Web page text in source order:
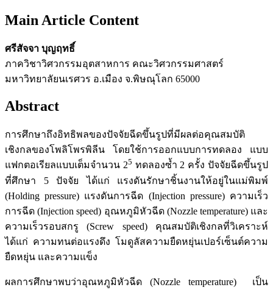
Main Article Content
ศรีสัจจา บุญฤทธิ์
ภาควิชาวิศวกรรมอุตสาหการ คณะวิศวกรรมศาสตร์
มหาวิทยาลัยนเรศวร อ.เมือง จ.พิษณุโลก 65000
Abstract
การศึกษาถึงอิทธิพลของปัจจัยฉีดขึ้นรูปที่มีผลต่อคุณสมบัติ
เชิงกลของโพลิโพรพิลีน โดยใช้การออกแบบการทดลอง แบบ
แฟกตอเรียลแบบเต็มจำนวน 25 ทดลองซ้ำ 2 ครั้ง ปัจจัยฉีดขึ้นรูป
ที่ศึกษา 5 ปัจจัย ได้แก่ แรงดันรักษาชิ้นงานให้อยู่ในแม่พิมพ์
(Holding pressure) แรงดันการฉีด (Injection pressure) ความเร็ว
การฉีด (Injection speed) อุณหภูมิหัวฉีด (Nozzle temperature) และ
ความเร็วรอบสกรู (Screw speed) คุณสมบัติเชิงกลที่วิเคราะห์
ได้แก่ ความทนต่อแรงดึง โมดูลัสความยืดหยุ่นเปอร์เซ็นต์ความ
ยืดหยุ่น และความแข็ง
ผลการศึกษาพบว่าอุณหภูมิหัวฉีด (Nozzle temperature) เป็น